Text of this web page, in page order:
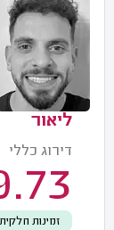
ליאור
דירוג כללי
זמינות חלקית